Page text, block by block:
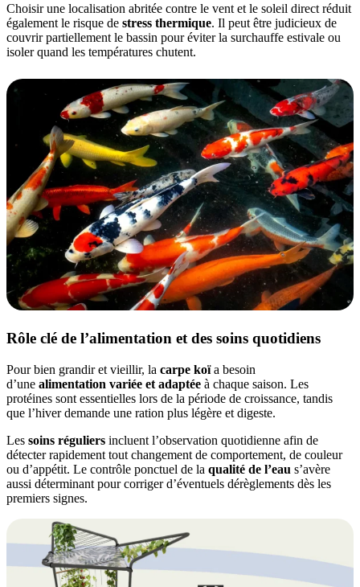
Choisir une localisation abritée contre le vent et le soleil direct réduit
également le risque de stress thermique. Il peut être judicieux de
couvrir partiellement le bassin pour éviter la surchauffe estivale ou
isoler quand les températures chutent.
Rôle clé de l’alimentation et des soins quotidiens
Pour bien grandir et vieillir, la carpe koïa besoin
d’une alimentation variée et adaptée à chaque saison. Les
protéines sont essentielles lors de la période de croissance, tandis
que l’hiver demande une ration plus légère et digeste.
Les soins réguliers incluent l’observation quotidienne afin de
détecter rapidement tout changement de comportement, de couleur
ou d’appétit. Le contrôle ponctuel de la qualité de l’eau s’avère
aussi déterminant pour corriger d’éventuels dérèglements dès les
premiers signes.